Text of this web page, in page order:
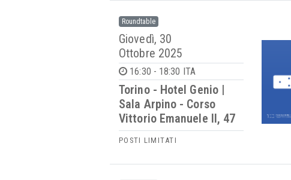
Roundtable
Giovedì, 30
Ottobre 2025
16:30 - 18:30 ITA
Torino - Hotel Genio |
Sala Arpino - Corso
Vittorio Emanuele II, 47
POSTI LIMITATI